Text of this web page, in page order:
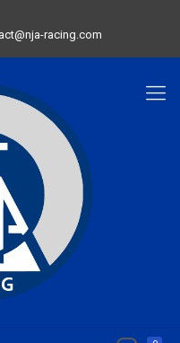
racing.com